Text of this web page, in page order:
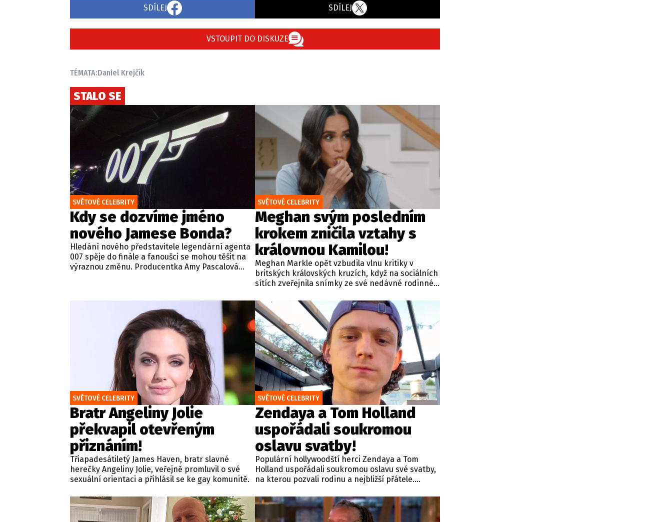
SDÍLEJ SDÍLEJ
VSTOUPIT DO DISKUZE
TÉMATA:Daniel Krejčík
STALO SE
SVĚTOVÉ CELEBRITY
Kdy se dozvíme jméno
nového Jamese Bonda?
Hledání nového představitele legendární agenta
007 spěje do finále a fanoušci se mohou těšit na
výraznou změnu. Producentka Amy Pascalová
SVĚTOVÉ CELEBRITY
Meghan svým posledním
krokem zničila vztahy s
královnou Kamilou!
Meghan Markle opět vzbudila vlnu kritiky v
britských královských kruzích, když na sociálních
sítích zveřejnila snímky ze své nedávné rodinné
nechyběly ani fotografie jejích dětí či momentky z
rodinného sídla Althorp, kde je pohřbena
princezna Diana. Podle odborníků šlo o další
pokus vévodkyně ze Sussexu připomenout se
veřejnosti a maximalizovat svou viditelnost.
SVĚTOVÉ CELEBRITY
Bratr Angeliny Jolie
překvapil otevřeným
přiznáním!
Třiapadesátiletý James Haven, bratr slavné
herečky Angeliny Jolie, veřejně promluvil o své
sexuální orientaci a přihlásil se ke gay komunitě.
SVĚTOVÉ CELEBRITY
Zendaya a Tom Holland
uspořádali soukromou
oslavu svatby!
Populární hollywoodští herci Zendaya a Tom
Holland uspořádali soukromou oslavu své svatby,
na kterou pozvali rodinu a nejbližší přátele.
pronajali luxusní venkovský hotel Beaverbrook v
britském hrabství Surrey. Celý pronájem
rozlehlého panství nedaleko hercova